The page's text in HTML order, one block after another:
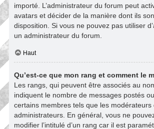
importé. L’administrateur du forum peut
avatars et décider de la manière dont ils
disposition. Si vous ne pouvez pas utiliser
un administrateur du forum.
Haut
Qu’est-ce que mon rang et comment le
Les rangs, qui peuvent être associés au
indiquent le nombre de messages postés
certains membres tels que les modérateurs
administrateurs. En général, vous ne
modifier l’intitulé d’un rang car il est